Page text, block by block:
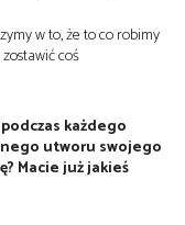
w to, że to co robimy
coś
każdego
utworu swojego
Macie już jakieś